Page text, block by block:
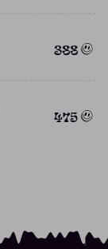
388
475